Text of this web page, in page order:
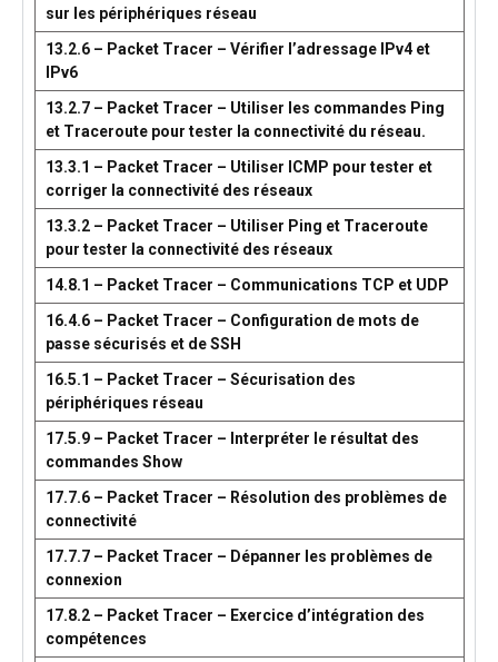
sur les périphériques réseau
13.2.6 – Packet Tracer – Vérifier l’adressage IPv4 et
IPv6
13.2.7 – Packet Tracer – Utiliser les commandes Ping
et Traceroute pour tester la connectivité du réseau.
13.3.1 – Packet Tracer – Utiliser ICMP pour tester et
corriger la connectivité des réseaux
13.3.2 – Packet Tracer – Utiliser Ping et Traceroute
pour tester la connectivité des réseaux
14.8.1 – Packet Tracer – Communications TCP et UDP
16.4.6 – Packet Tracer – Configuration de mots de
passe sécurisés et de SSH
16.5.1 – Packet Tracer – Sécurisation des
périphériques réseau
17.5.9 – Packet Tracer – Interpréter le résultat des
commandes Show
17.7.6 – Packet Tracer – Résolution des problèmes de
connectivité
17.7.7 – Packet Tracer – Dépanner les problèmes de
connexion
17.8.2 – Packet Tracer – Exercice d’intégration des
compétences